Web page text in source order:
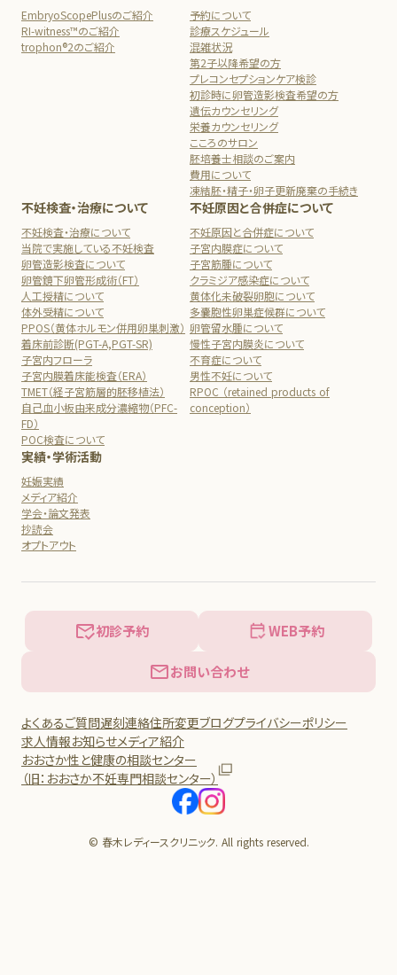
EmbryoScopePlusのご紹介
RI-witness™のご紹介
trophon®2のご紹介
予約について
診療スケジュール
混雑状況
第2子以降希望の方
プレコンセプションケア検診
初診時に卵管造影検査希望の方
遺伝カウンセリング
栄養カウンセリング
こころのサロン
胚培養士相談のご案内
費用について
凍結胚・精子・卵子更新廃棄の手続き
不妊検査・治療について
不妊検査・治療について
当院で実施している不妊検査
卵管造影検査について
卵管鏡下卵管形成術（FT）
人工授精について
体外受精について
PPOS（黄体ホルモン併用卵巣刺激）
着床前診断(PGT-A,PGT-SR)
子宮内フローラ
子宮内膜着床能検査（ERA）
TMET（経子宮筋層的胚移植法）
自己血小板由来成分濃縮物（PFC-
FD）
POC検査について
不妊原因と合併症について
不妊原因と合併症について
子宮内膜症について
子宮筋腫について
クラミジア感染症について
黄体化未破裂卵胞について
多嚢胞性卵巣症候群について
卵管留水腫について
慢性子宮内膜炎について
不育症について
男性不妊について
RPOC （retained products of
conception）
実績・学術活動
妊娠実績
メディア紹介
学会・論文発表
抄読会
オプトアウト
初診予約 WEB予約
お問い合わせ
よくあるご質問遅刻連絡住所変更ブログプライバシーポリシー
求人情報お知らせメディア紹介
おおさか性と健康の相談センター
（旧：おおさか不妊専門相談センター）
© 春木レディースクリニック. All rights reserved.